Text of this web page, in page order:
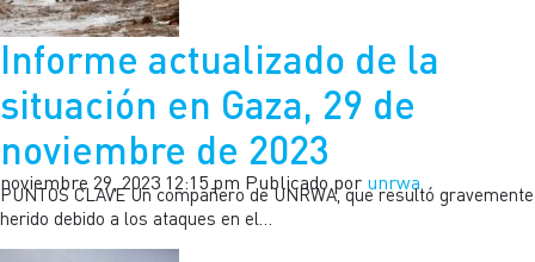
Informe actualizado de la
situación en Gaza, 29 de
noviembre de 2023
noviembre 29, 2023 12:15 pm Publicado por unrwa
PUNTOS CLAVE Un compañero de UNRWA, que resultó gravemente
herido debido a los ataques en el…